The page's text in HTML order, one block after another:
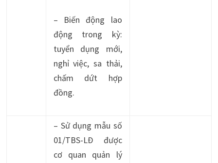
– Biến động lao
động trong kỳ:
tuyển dụng mới,
nghỉ việc, sa thải,
chấm dứt hợp
đồng.
– Sử dụng mẫu số
01/TBS-LĐ được
cơ quan quản lý